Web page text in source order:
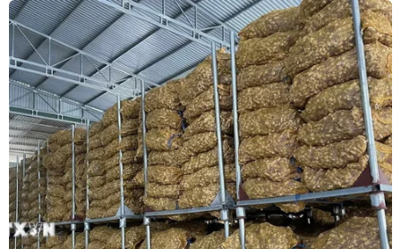
Bão Dolphin càn quét các đảo miền
Nam Nhật Bản, sân bay Okinawa
phải đóng cửa
07/08/2026 09:10
Từ ngày 9/8, cảnh báo nắng nóng
diện rộng ở khu vực Bắc Bộ và Trung
Bộ